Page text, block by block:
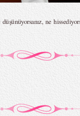
düşünüyorsanız, ne